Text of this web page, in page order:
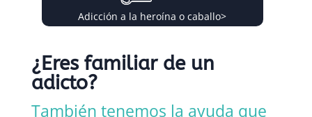
Adicción a la heroína o caballo>
¿Eres familiar de un
adicto?
También tenemos la ayuda que